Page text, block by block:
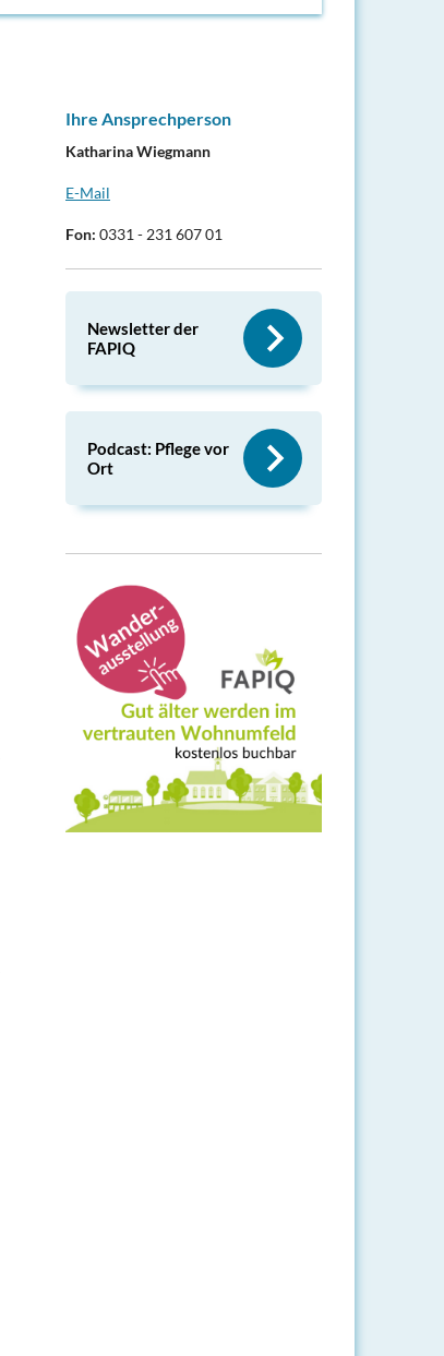
Ihre Ansprechperson
Katharina Wiegmann
E-Mail
Fon: 0331 - 231 607 01
Newsletter der
FAPIQ
Podcast: Pflege vor
Ort